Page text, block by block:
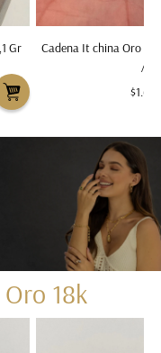
Gr
Cadena It china Oro
/
18k